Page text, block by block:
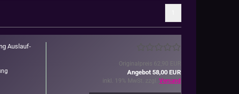
Aus­lauf­
Originalpreis 62,90 EUR
Angebot 58,00 EUR
inkl. 19% MwSt. zzgl. Versand